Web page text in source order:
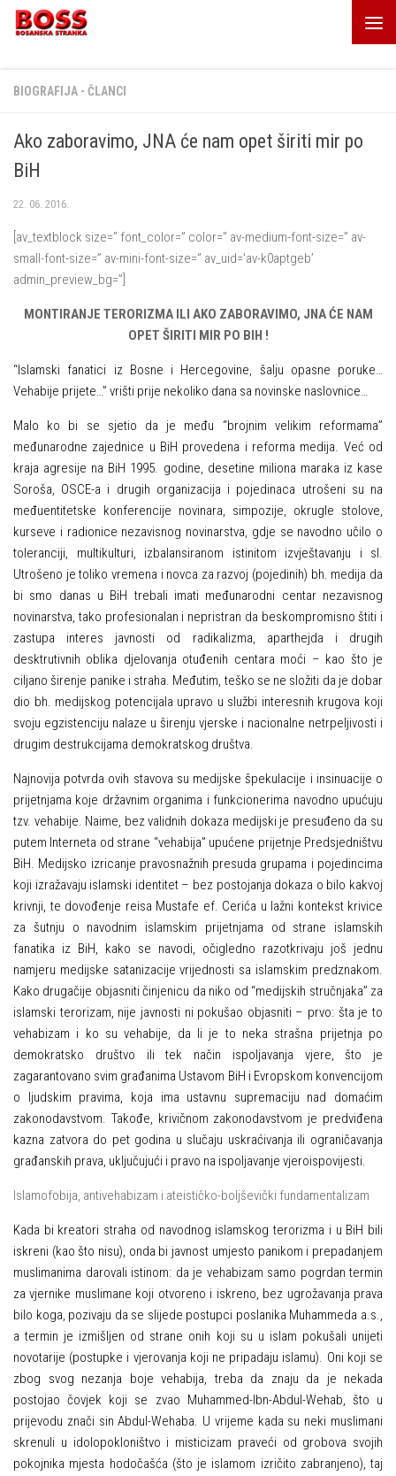
Skip to content
BIOGRAFIJA - ČLANCI
Ako zaboravimo, JNA će nam opet širiti mir po
BiH
22. 06. 2016.
[av_textblock size=” font_color=” color=” av-medium-font-size=” av-
small-font-size=” av-mini-font-size=” av_uid='av-k0aptgeb’
admin_preview_bg=”]
MONTIRANJE TERORIZMA ILI AKO ZABORAVIMO, JNA ĆE NAM
OPET ŠIRITI MIR PO BIH !
“Islamski fanatici iz Bosne i Hercegovine, šalju opasne poruke…
Vehabije prijete…” vrišti prije nekoliko dana sa novinske naslovnice…
Malo ko bi se sjetio da je među “brojnim velikim reformama”
međunarodne zajednice u BiH provedena i reforma medija. Već od
kraja agresije na BiH 1995. godine, desetine miliona maraka iz kase
Soroša, OSCE-a i drugih organizacija i pojedinaca utrošeni su na
međuentitetske konferencije novinara, simpozije, okrugle stolove,
kurseve i radionice nezavisnog novinarstva, gdje se navodno učilo o
toleranciji, multikulturi, izbalansiranom istinitom izvještavanju i sl.
Utrošeno je toliko vremena i novca za razvoj (pojedinih) bh. medija da
bi smo danas u BiH trebali imati međunarodni centar nezavisnog
novinarstva, tako profesionalan i nepristran da beskompromisno štiti i
zastupa interes javnosti od radikalizma, aparthejda i drugih
desktrutivnih oblika djelovanja otuđenih centara moći – kao što je
ciljano širenje panike i straha. Međutim, teško se ne složiti da je dobar
dio bh. medijskog potencijala upravo u službi interesnih krugova koji
svoju egzistenciju nalaze u širenju vjerske i nacionalne netrpeljivosti i
drugim destrukcijama demokratskog društva.
Najnovija potvrda ovih stavova su medijske špekulacije i insinuacije o
prijetnjama koje državnim organima i funkcionerima navodno upućuju
tzv. vehabije. Naime, bez validnih dokaza medijski je presuđeno da su
putem Interneta od strane “vehabija” upućene prijetnje Predsjedništvu
BiH. Medijsko izricanje pravosnažnih presuda grupama i pojedincima
koji izražavaju islamski identitet – bez postojanja dokaza o bilo kakvoj
krivnji, te dovođenje reisa Mustafe ef. Cerića u lažni kontekst krivice
za šutnju o navodnim islamskim prijetnjama od strane islamskih
fanatika iz BiH, kako se navodi, očigledno razotkrivaju još jednu
namjeru medijske satanizacije vrijednosti sa islamskim predznakom.
Kako drugačije objasniti činjenicu da niko od “medijskih stručnjaka” za
islamski terorizam, nije javnosti ni pokušao objasniti – prvo: šta je to
vehabizam i ko su vehabije, da li je to neka strašna prijetnja po
demokratsko društvo ili tek način ispoljavanja vjere, što je
zagarantovano svim građanima Ustavom BiH i Evropskom konvencijom
o ljudskim pravima, koja ima ustavnu supremaciju nad domaćim
zakonodavstvom. Takođe, krivičnom zakonodavstvom je predviđena
kazna zatvora do pet godina u slučaju uskraćivanja ili ograničavanja
građanskih prava, uključujući i pravo na ispoljavanje vjeroispovijesti.
Islamofobija, antivehabizam i ateističko-boljševički fundamentalizam
Kada bi kreatori straha od navodnog islamskog terorizma i u BiH bili
iskreni (kao što nisu), onda bi javnost umjesto panikom i prepadanjem
muslimanima darovali istinom: da je vehabizam samo pogrdan termin
za vjernike muslimane koji otvoreno i iskreno, bez ugrožavanja prava
bilo koga, pozivaju da se slijede postupci poslanika Muhammeda a.s.,
a termin je izmišljen od strane onih koji su u islam pokušali unijeti
novotarije (postupke i vjerovanja koji ne pripadaju islamu). Oni koji se
zbog svog nezanja boje vehabija, treba da znaju da je nekada
postojao čovjek koji se zvao Muhammed-Ibn-Abdul-Wehab, što u
prijevodu znači sin Abdul-Wehaba. U vrijeme kada su neki muslimani
skrenuli u idolopokloništvo i misticizam praveći od grobova svojih
pokojnika mjesta hodočašća (što je islamom izričito zabranjeno), taj